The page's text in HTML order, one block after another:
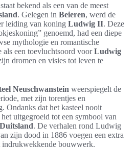
staat bekend als een van de meest
. Gelegen in Beieren, werd de
leiding van koning Ludwig II. Deze
genoemd, had een diepe
mythologie en romantische
als een toevluchtsoord voorLudwig
dromen en visies tot leven te
Neuschwanstein weerspiegelt de
met zijn torentjes en
Ondanks dat het kasteel nooit
uitgegroeid tot een symbool van
Duitsland. De verhalen rond Ludwig
zijn dood in 1886 voegen een extra
indrukwekkende bouwwerk.